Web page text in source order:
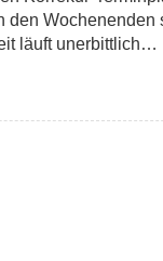
den Wochenenden
läuft unerbittlich…